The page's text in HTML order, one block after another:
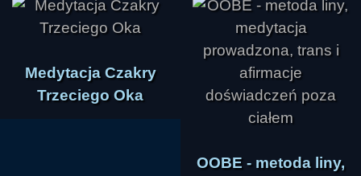
Medytacja Czakry
Trzeciego Oka
OOBE - metoda liny,